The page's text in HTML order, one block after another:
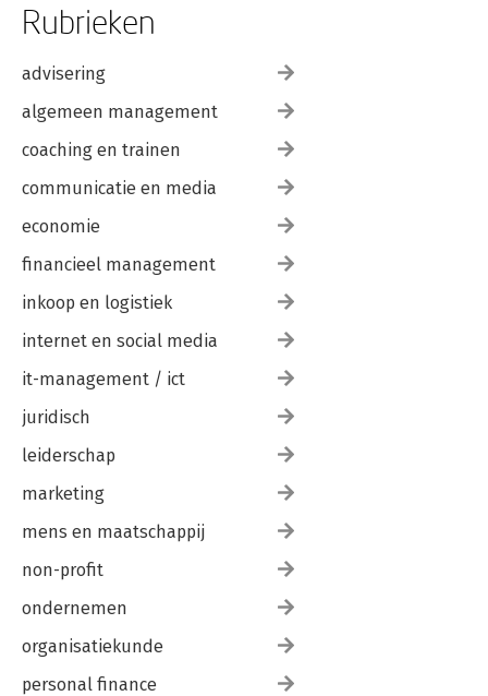
Rubrieken
advisering
algemeen management
coaching en trainen
communicatie en media
economie
financieel management
inkoop en logistiek
internet en social media
it-management / ict
juridisch
leiderschap
marketing
mens en maatschappij
non-profit
ondernemen
organisatiekunde
personal finance